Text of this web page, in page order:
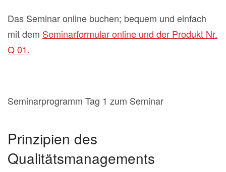
Das Seminar online buchen; bequem und einfach
mit dem Seminarformular online und der Produkt Nr.
Q 01.
Seminarprogramm Tag 1 zum Seminar
Prinzipien des
Qualitätsmanagements